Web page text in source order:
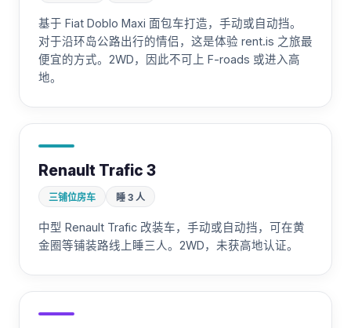
基于 Fiat Doblo Maxi 面包车打造，手动或自动挡。
对于沿环岛公路出行的情侣，这是体验 rent.is 之旅最
便宜的方式。2WD，因此不可上 F-roads 或进入高
地。
Renault Trafic 3
三铺位房车 睡 3 人
中型 Renault Trafic 改装车，手动或自动挡，可在黄
金圈等铺装路线上睡三人。2WD，未获高地认证。